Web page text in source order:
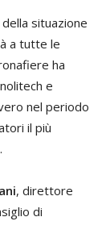
situazione
a tutte le
ha
e
nel periodo
il più
, direttore
di